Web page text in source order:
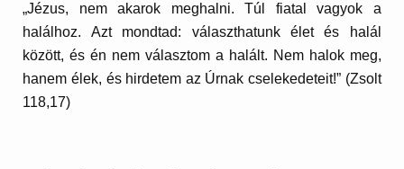
„Jézus, nem akarok meghalni. Túl fiatal vagyok a
halálhoz. Azt mondtad: választhatunk élet és halál
között, és én nem választom a halált. Nem halok meg,
hanem élek, és hirdetem az Úrnak cselekedeteit!” (Zsolt
118,17)